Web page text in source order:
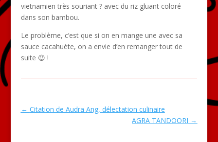
vietnamien très souriant ? avec du riz gluant coloré
dans son bambou.
Le problème, c’est que si on en mange une avec sa
sauce cacahuète, on a envie d’en remanger tout de
suite 😉 !
← Citation de Audra Ang, délectation culinaire
AGRA TANDOORI →